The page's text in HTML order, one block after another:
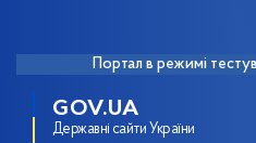
Портал в режимі
GOV.UA
Державні сайти України